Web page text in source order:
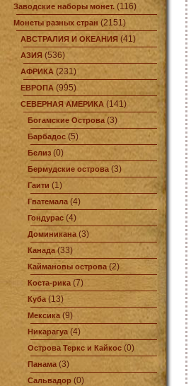
Заводские наборы монет. (116)
Монеты разных стран (2151)
АВСТРАЛИЯ И ОКЕАНИЯ (41)
АЗИЯ (536)
АФРИКА (231)
ЕВРОПА (995)
СЕВЕРНАЯ АМЕРИКА (141)
Богамские Острова(3)
Барбадос (5)
Белиз (0)
Бермудские острова (3)
Гаити (1)
Гватемала(4)
Гондурас (4)
Доминикана(3)
Канада(33)
Каймановы острова (2)
Коста-рика (7)
Куба (13)
Мексика (9)
Никарагуа (4)
Острова Теркс и Кайкос (0)
Панама(3)
Сальвадор (0)